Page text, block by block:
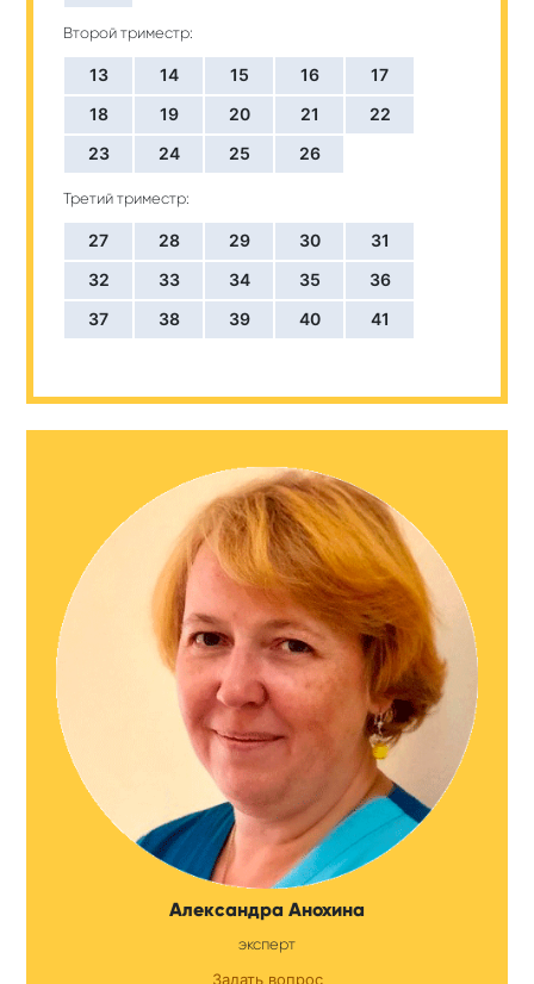
Второй триместр:
13 14 15 16
17
18
19 20 21
22
23
24 25 26
Третий триместр:
27 28 29 30
31
32
33 34 35
36
37
38 39 40 41
Александра Анохина
эксперт
Задать вопрос